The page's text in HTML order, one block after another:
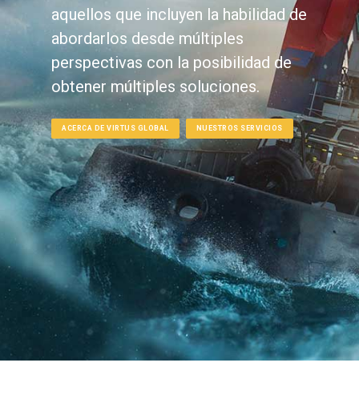
aquellos que incluyen la habilidad de
abordarlos desde múltiples
perspectivas con la posibilidad de
obtener múltiples soluciones.
ACERCA DE VIRTUS GLOBAL NUESTROS SERVICIOS